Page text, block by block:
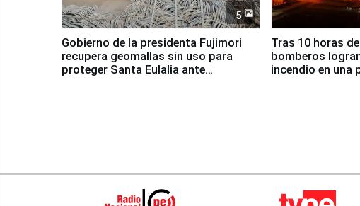
5
Gobierno de la presidenta Fujimori
recupera geomallas sin uso para
proteger Santa Eulalia ante
Tras 10 horas
bomberos
incendio en una